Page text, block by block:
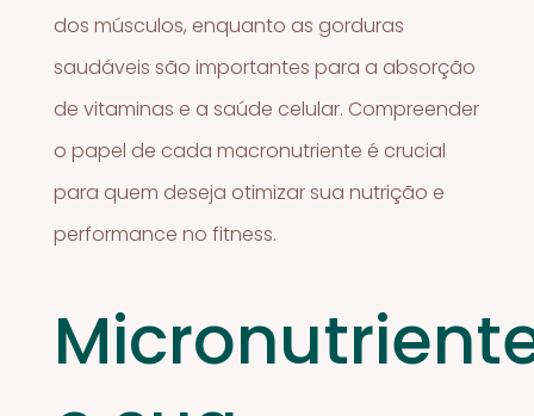
dos músculos, enquanto as gorduras
saudáveis são importantes para a absorção
de vitaminas e a saúde celular. Compreender
o papel de cada macronutriente é crucial
para quem deseja otimizar sua nutrição e
performance no fitness.